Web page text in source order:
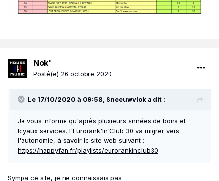
Nok'
Posté(e) 26 octobre 2020
Le 17/10/2020 à 09:58, Sneeuwvloka dit :
Je vous informe qu'après plusieurs années de bons et
loyaux services, l'Eurorank'In'Club 30 va migrer vers
l'autonomie, à savoir le site web suivant :
https://happyfan.fr/playlists/eurorankinclub30
Sympa ce site, je ne connaissais pas